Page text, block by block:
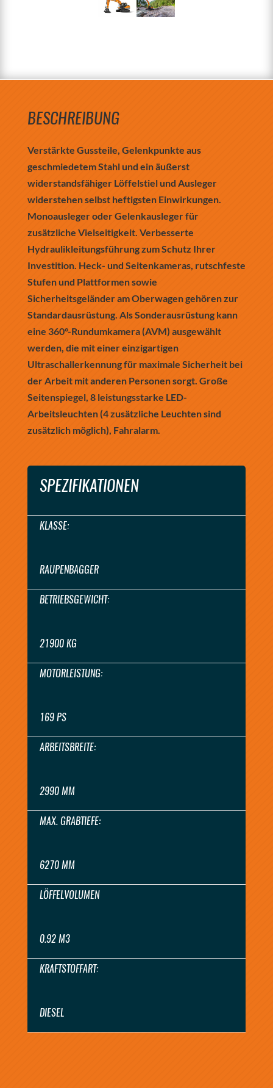
BESCHREIBUNG
Verstärkte Gussteile, Gelenkpunkte aus
geschmiedetem Stahl und ein äußerst
widerstandsfähiger Löffelstiel und Ausleger
widerstehen selbst heftigsten Einwirkungen.
Monoausleger oder Gelenkausleger für
zusätzliche Vielseitigkeit. Verbesserte
Hydraulikleitungsführung zum Schutz Ihrer
Investition. Heck- und Seitenkameras, rutschfeste
Stufen und Plattformen sowie
Sicherheitsgeländer am Oberwagen gehören zur
Standardausrüstung. Als Sonderausrüstung kann
eine 360°-Rundumkamera (AVM) ausgewählt
werden, die mit einer einzigartigen
Ultraschallerkennung für maximale Sicherheit bei
der Arbeit mit anderen Personen sorgt. Große
Seitenspiegel, 8 leistungsstarke LED-
Arbeitsleuchten (4 zusätzliche Leuchten sind
zusätzlich möglich), Fahralarm.
SPEZIFIKATIONEN
KLASSE:
RAUPENBAGGER
BETRIEBSGEWICHT:
21900 KG
MOTORLEISTUNG:
169 PS
ARBEITSBREITE:
2990 MM
MAX. GRABTIEFE:
6270 MM
LÖFFELVOLUMEN
0.92 M3
KRAFTSTOFFART:
DIESEL